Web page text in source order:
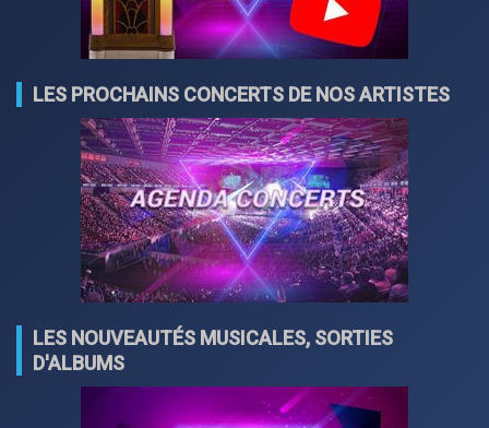
LES PROCHAINS CONCERTS DE NOS ARTISTES
LES NOUVEAUTÉS MUSICALES, SORTIES
D'ALBUMS